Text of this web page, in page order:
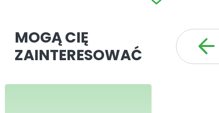
MOGĄ CIĘ
ZAINTERESOWAĆ